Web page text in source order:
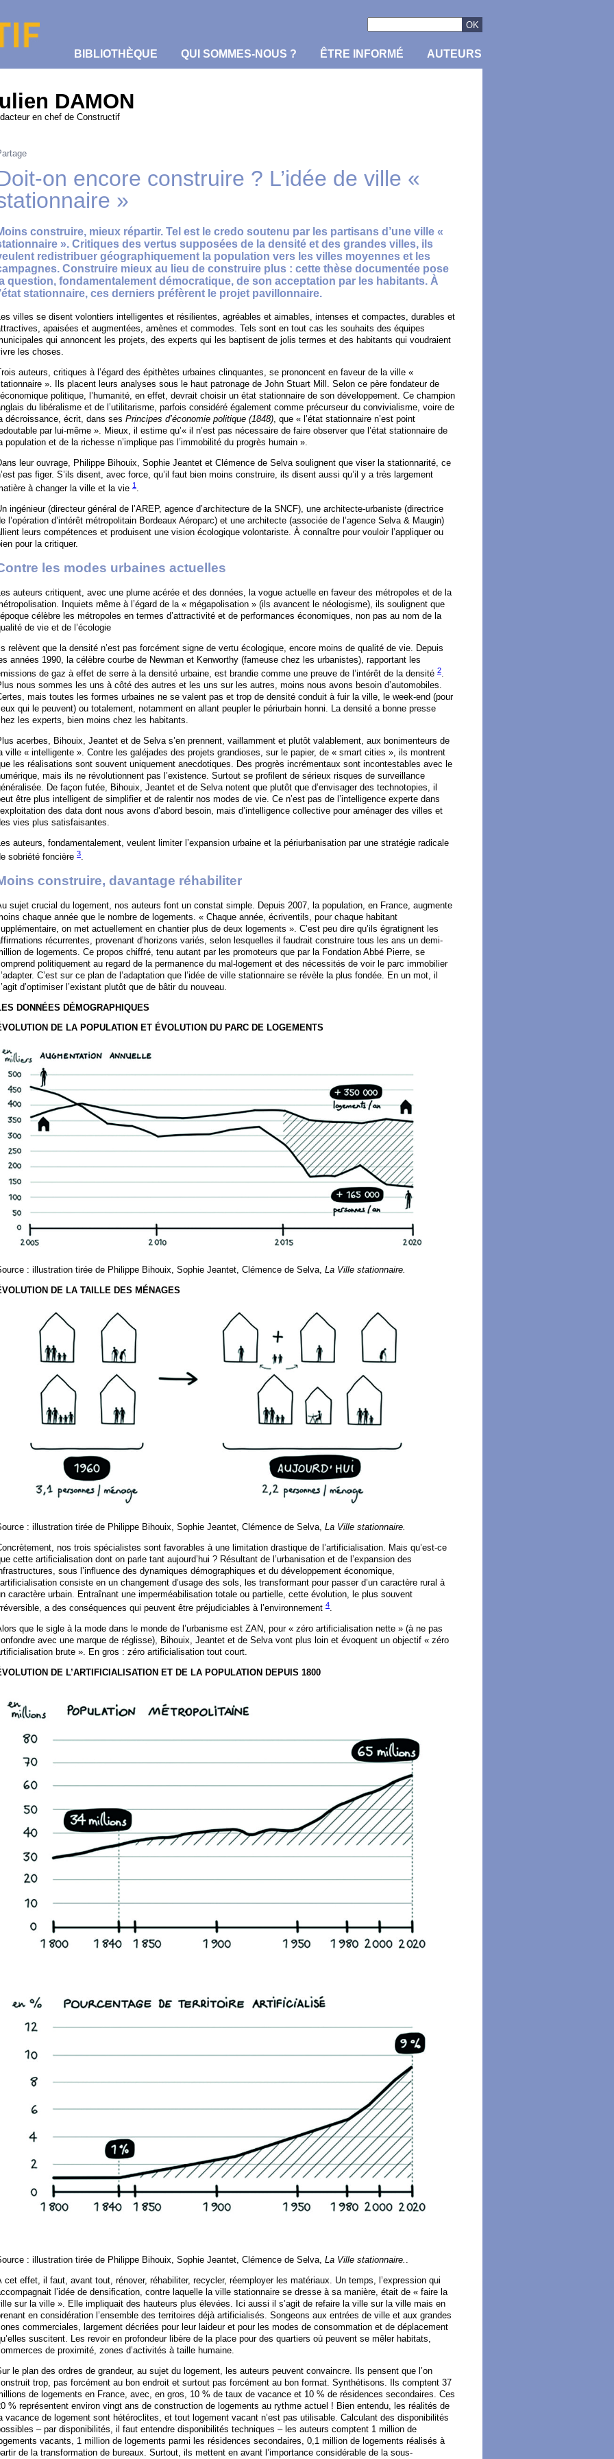
BIBLIOTHÈQUE QUI SOMMES-NOUS ? ÊTRE INFORMÉ AUTEURS
DAMON
en chef de Constructif
on encore construire ? L’idée de ville «
»
construire, mieux répartir. Tel est le credo soutenu par les partisans d’une ville «
». Critiques des vertus supposées de la densité et des grandes villes, ils
redistribuer géographiquement la population vers les villes moyennes et les
Construire mieux au lieu de construire plus : cette thèse documentée pose
question, fondamentalement démocratique, de son acceptation par les habitants. À
stationnaire, ces derniers préfèrent le projet pavillonnaire.
villes se disent volontiers intelligentes et résilientes, agréables et aimables, intenses et compactes, durables et
apaisées et augmentées, amènes et commodes. Tels sont en tout cas les souhaits des équipes
qui annoncent les projets, des experts qui les baptisent de jolis termes et des habitants qui voudraient
les choses.
auteurs, critiques à l’égard des épithètes urbaines clinquantes, se prononcent en faveur de la ville «
». Ils placent leurs analyses sous le haut patronage de John Stuart Mill. Selon ce père fondateur de
politique, l’humanité, en effet, devrait choisir un état stationnaire de son développement. Ce champion
du libéralisme et de l’utilitarisme, parfois considéré également comme précurseur du convivialisme, voire de
décroissance, écrit, dans ses Principes d’économie politique (1848), que « l’état stationnaire n’est point
par lui-même ». Mieux, il estime qu’« il n’est pas nécessaire de faire observer que l’état stationnaire de
population et de la richesse n’implique pas l’immobilité du progrès humain ».
leur ouvrage, Philippe Bihouix, Sophie Jeantet et Clémence de Selva soulignent que viser la stationnarité, ce
pas figer. S’ils disent, avec force, qu’il faut bien moins construire, ils disent aussi qu’il y a très largement
à changer la ville et la vie 1 .
ingénieur (directeur général de l’AREP, agence d’architecture de la SNCF), une architecte-urbaniste (directrice
l’opération d’intérêt métropolitain Bordeaux Aéroparc) et une architecte (associée de l’agence Selva & Maugin)
leurs compétences et produisent une vision écologique volontariste. À connaître pour vouloir l’appliquer ou
pour la critiquer.
les modes urbaines actuelles
auteurs critiquent, avec une plume acérée et des données, la vogue actuelle en faveur des métropoles et de la
Inquiets même à l’égard de la « mégapolisation » (ils avancent le néologisme), ils soulignent que
célèbre les métropoles en termes d’attractivité et de performances économiques, non pas au nom de la
de vie et de l’écologie
relèvent que la densité n’est pas forcément signe de vertu écologique, encore moins de qualité de vie. Depuis
années 1990, la célèbre courbe de Newman et Kenworthy (fameuse chez les urbanistes), rapportant les
de gaz à effet de serre à la densité urbaine, est brandie comme une preuve de l’intérêt de la densité 2.
nous sommes les uns à côté des autres et les uns sur les autres, moins nous avons besoin d’automobiles.
mais toutes les formes urbaines ne se valent pas et trop de densité conduit à fuir la ville, le week-end (pour
qui le peuvent) ou totalement, notamment en allant peupler le périurbain honni. La densité a bonne presse
les experts, bien moins chez les habitants.
acerbes, Bihouix, Jeantet et de Selva s’en prennent, vaillamment et plutôt valablement, aux bonimenteurs de
ville « intelligente ». Contre les galéjades des projets grandioses, sur le papier, de « smart cities », ils montrent
les réalisations sont souvent uniquement anecdotiques. Des progrès incrémentaux sont incontestables avec le
mais ils ne révolutionnent pas l’existence. Surtout se profilent de sérieux risques de surveillance
De façon futée, Bihouix, Jeantet et de Selva notent que plutôt que d’envisager des technotopies, il
être plus intelligent de simplifier et de ralentir nos modes de vie. Ce n’est pas de l’intelligence experte dans
des data dont nous avons d’abord besoin, mais d’intelligence collective pour aménager des villes et
vies plus satisfaisantes.
auteurs, fondamentalement, veulent limiter l’expansion urbaine et la périurbanisation par une stratégie radicale
sobriété foncière 3
construire, davantage réhabiliter
sujet crucial du logement, nos auteurs font un constat simple. Depuis 2007, la population, en France, augmente
chaque année que le nombre de logements. « Chaque année, écriventils, pour chaque habitant
on met actuellement en chantier plus de deux logements ». C’est peu dire qu’ils égratignent les
récurrentes, provenant d’horizons variés, selon lesquelles il faudrait construire tous les ans un demi-
de logements. Ce propos chiffré, tenu autant par les promoteurs que par la Fondation Abbé Pierre, se
politiquement au regard de la permanence du mal-logement et des nécessités de voir le parc immobilier
C’est sur ce plan de l’adaptation que l’idée de ville stationnaire se révèle la plus fondée. En un mot, il
d’optimiser l’existant plutôt que de bâtir du nouveau.
DONNÉES DÉMOGRAPHIQUES
DE LA POPULATION ET ÉVOLUTION DU PARC DE LOGEMENTS
: illustration tirée de Philippe Bihouix, Sophie Jeantet, Clémence de Selva, La Ville stationnaire.
DE LA TAILLE DES MÉNAGES
: illustration tirée de Philippe Bihouix, Sophie Jeantet, Clémence de Selva, La Ville stationnaire.
nos trois spécialistes sont favorables à une limitation drastique de l’artificialisation. Mais qu’est-ce
cette artificialisation dont on parle tant aujourd’hui ? Résultant de l’urbanisation et de l’expansion des
sous l’influence des dynamiques démographiques et du développement économique,
consiste en un changement d’usage des sols, les transformant pour passer d’un caractère rural à
caractère urbain. Entraînant une imperméabilisation totale ou partielle, cette évolution, le plus souvent
a des conséquences qui peuvent être préjudiciables à l’environnement 4.
que le sigle à la mode dans le monde de l’urbanisme est ZAN, pour « zéro artificialisation nette » (à ne pas
avec une marque de réglisse), Bihouix, Jeantet et de Selva vont plus loin et évoquent un objectif « zéro
brute ». En gros : zéro artificialisation tout court.
DE L’ARTIFICIALISATION ET DE LA POPULATION DEPUIS 1800
: illustration tirée de Philippe Bihouix, Sophie Jeantet, Clémence de Selva, La Ville stationnaire. .
cet effet, il faut, avant tout, rénover, réhabiliter, recycler, réemployer les matériaux. Un temps, l’expression qui
l’idée de densification, contre laquelle la ville stationnaire se dresse à sa manière, était de « faire la
sur la ville ». Elle impliquait des hauteurs plus élevées. Ici aussi il s’agit de refaire la ville sur la ville mais en
en considération l’ensemble des territoires déjà artificialisés. Songeons aux entrées de ville et aux grandes
commerciales, largement décriées pour leur laideur et pour les modes de consommation et de déplacement
suscitent. Les revoir en profondeur libère de la place pour des quartiers où peuvent se mêler habitats,
de proximité, zones d’activités à taille humaine.
le plan des ordres de grandeur, au sujet du logement, les auteurs peuvent convaincre. Ils pensent que l’on
trop, pas forcément au bon endroit et surtout pas forcément au bon format. Synthétisons. Ils comptent 37
de logements en France, avec, en gros, 10 % de taux de vacance et 10 % de résidences secondaires. Ces
% représentent environ vingt ans de construction de logements au rythme actuel ! Bien entendu, les réalités de
vacance de logement sont hétéroclites, et tout logement vacant n’est pas utilisable. Calculant des disponibilités
– par disponibilités, il faut entendre disponibilités techniques – les auteurs comptent 1 million de
vacants, 1 million de logements parmi les résidences secondaires, 0,1 million de logements réalisés à
de la transformation de bureaux. Surtout, ils mettent en avant l’importance considérable de la sous-